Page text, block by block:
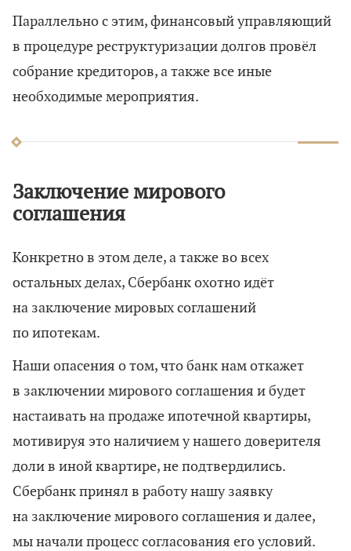
Параллельно с этим, финансовый управляющий
в процедуре реструктуризации долгов провёл
собрание кредиторов, а также все иные
необходимые мероприятия.
Заключение мирового
соглашения
Конкретно в этом деле, а также во всех
остальных делах, Сбербанк охотно идёт
на заключение мировых соглашений
по ипотекам.
Наши опасения о том, что банк нам откажет
в заключении мирового соглашения и будет
настаивать на продаже ипотечной квартиры,
мотивируя это наличием у нашего доверителя
доли в иной квартире, не подтвердились.
Сбербанк принял в работу нашу заявку
на заключение мирового соглашения и далее,
мы начали процесс согласования его условий.